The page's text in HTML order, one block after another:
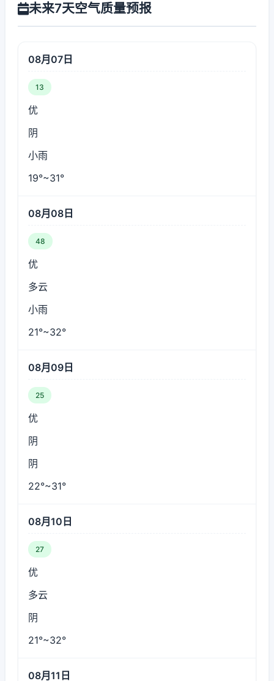
未来7天空气质量预报
08月07日
13
优
阴
小雨
19°~31°
08月08日
48
优
多云
小雨
21°~32°
08月09日
25
优
阴
阴
22°~31°
08月10日
27
优
多云
阴
21°~32°
08月11日